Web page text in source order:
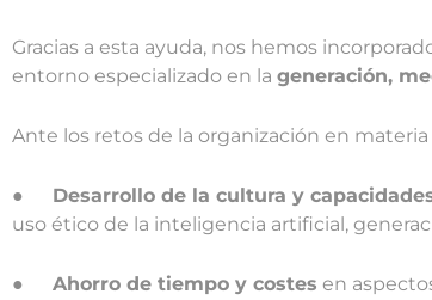
Gracias a esta ayuda, nos hemos
entorno especializado en la generación,
Ante los retos de la organización en materia
● Desarrollo de la cultura y
uso ético de la inteligencia artificial,
● Ahorro de tiempo y costes en